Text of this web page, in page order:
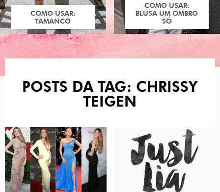
COMO USAR:
TAMANCO
COMO USAR:
BLUSA UM OMBRO
SÓ
POSTS DA TAG: CHRISSY
TEIGEN